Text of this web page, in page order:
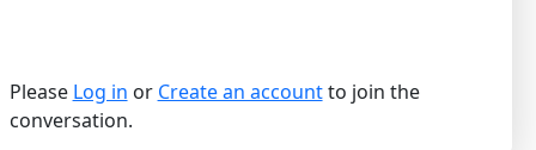
Please Log in or Create an accountto join the
conversation.